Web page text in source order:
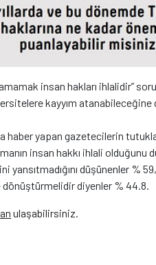
insan hakları ihlalidir”
kayyım atanabileceğine
haber yapan gazetecilerin
insan hakkı ihlali olduğunu
yansıtmadığını düşünenler % 59,
diyenler % 44.8.
ulaşabilirsiniz.